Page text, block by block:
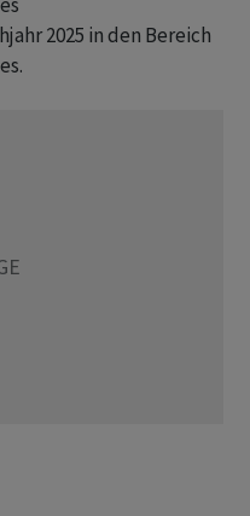
2025 in den Bereich